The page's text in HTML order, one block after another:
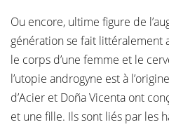
Ou encore, ultime figure de
génération se fait littéralement
le corps d’une femme et le
l’utopie androgyne est à
d’Acier et Doña Vicenta ont
et une fille. Ils sont liés par les